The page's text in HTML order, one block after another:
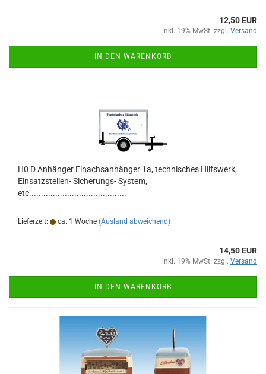
12,50 EUR
inkl. 19% MwSt. zzgl. Versand
IN DEN WARENKORB
H0 D Anhänger Einachsanhänger 1a, technisches Hilfswerk,
Einsatzstellen- Sicherungs- System,
etc.........................................
Lieferzeit: ca. 1 Woche (Ausland abweichend)
14,50 EUR
inkl. 19% MwSt. zzgl. Versand
IN DEN WARENKORB